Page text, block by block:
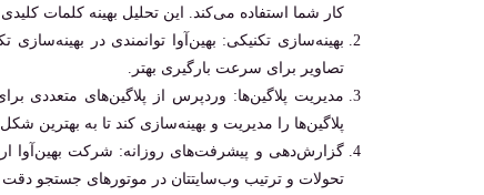
کار شما استفاده می‌کند. این تحلیل بهینه کلمات
تصاویر برای سرعت بارگیری بهتر.
مدیریت پلاگین‌ها: وردپرس از پلاگین‌های متعددی
پلاگین‌ها را مدیریت و بهینه‌سازی کند تا به بهترین
گزارش‌دهی و پیشرفت‌های روزانه: شرکت بهین‌آوا
تحولات و ترتیب وب‌سایتتان در موتورهای جستجو دقت